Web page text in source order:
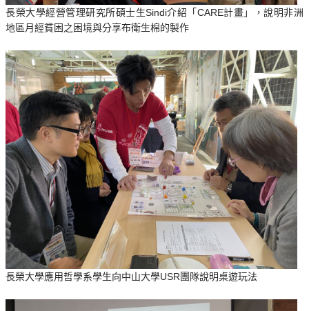
長榮大學經營管理研究所碩士生Sindi介紹「CARE計畫」，說明非洲
地區月經貧困之困境與分享布衛生棉的製作
長榮大學應用哲學系學生向中山大學USR團隊說明桌遊玩法